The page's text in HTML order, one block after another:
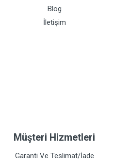
Blog
İletişim
Müşteri Hizmetleri
Garanti Ve Teslimat/İade